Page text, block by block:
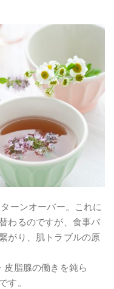
ーンオーバー。これに
わるのですが、食事バ
がり、肌トラブルの原
脂腺の働きを鈍ら
す。